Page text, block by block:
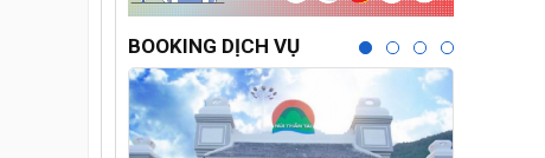
BOOKING DỊCH VỤ